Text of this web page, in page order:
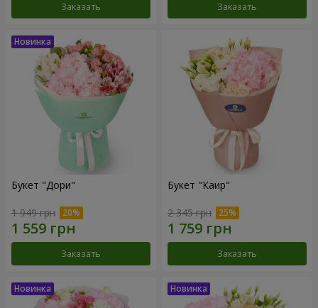
Заказать Заказать
Букет "Дори"
1 949 грн
Заказать
Букет "Каир"
2 345 грн
Заказать